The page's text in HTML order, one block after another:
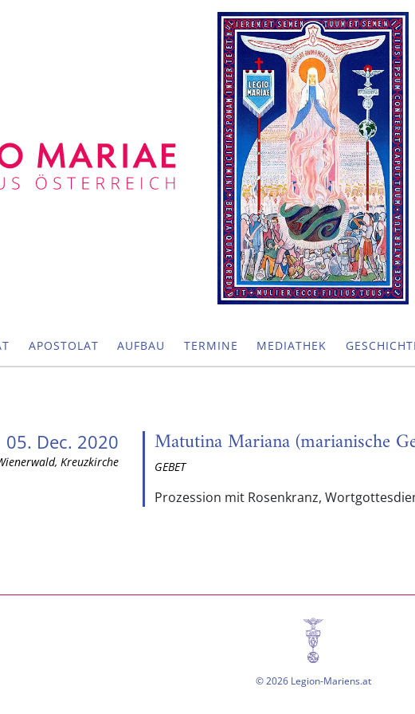
APOSTOLAT AUFBAU TERMINE MEDIATHEK
05. Dec. 2020
Kreuzkirche
Matutina Mariana (marianische
GEBET
Prozession mit Rosenkranz,
© 2026 Legion-Mariens.at